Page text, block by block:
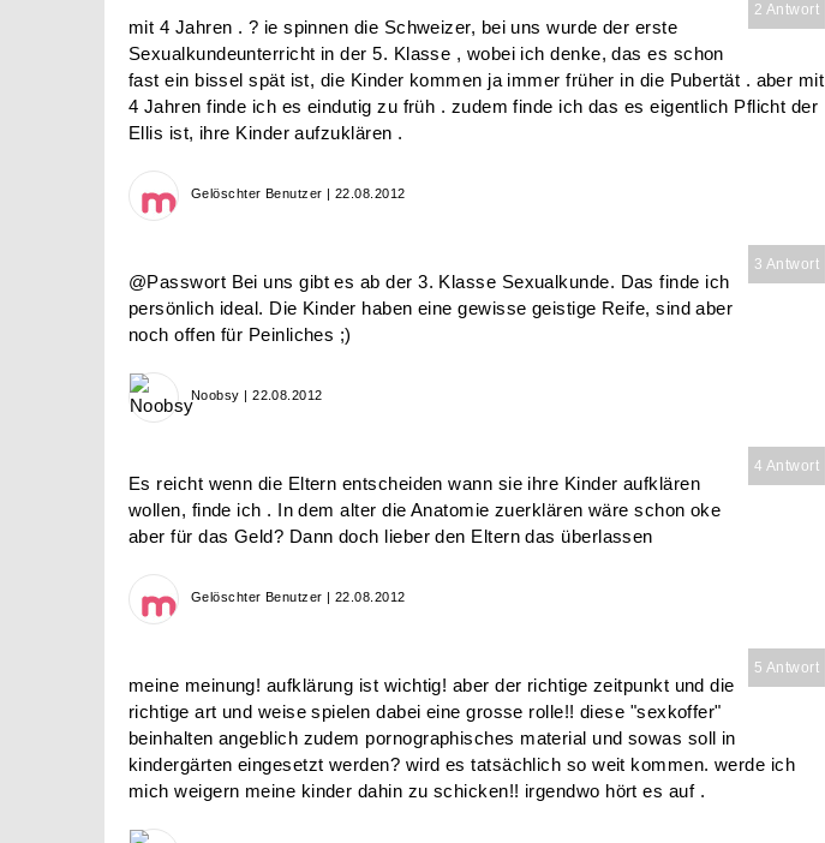
2 Antwort
mit 4 Jahren . ? ie spinnen die Schweizer, bei uns wurde der erste
Sexualkundeunterricht in der 5. Klasse , wobei ich denke, das es schon
fast ein bissel spät ist, die Kinder kommen ja immer früher in die Pubertät . aber mit
4 Jahren finde ich es eindutig zu früh . zudem finde ich das es eigentlich Pflicht der
Ellis ist, ihre Kinder aufzuklären .
Gelöschter Benutzer | 22.08.2012
3 Antwort
@Passwort Bei uns gibt es ab der 3. Klasse Sexualkunde. Das finde ich
persönlich ideal. Die Kinder haben eine gewisse geistige Reife, sind aber
noch offen für Peinliches ;)
Noobsy | 22.08.2012
4 Antwort
Es reicht wenn die Eltern entscheiden wann sie ihre Kinder aufklären
wollen, finde ich . In dem alter die Anatomie zuerklären wäre schon oke
aber für das Geld? Dann doch lieber den Eltern das überlassen
Gelöschter Benutzer | 22.08.2012
5 Antwort
meine meinung! aufklärung ist wichtig! aber der richtige zeitpunkt und die
richtige art und weise spielen dabei eine grosse rolle!! diese "sexkoffer"
beinhalten angeblich zudem pornographisches material und sowas soll in
kindergärten eingesetzt werden? wird es tatsächlich so weit kommen. werde ich
mich weigern meine kinder dahin zu schicken!! irgendwo hört es auf .